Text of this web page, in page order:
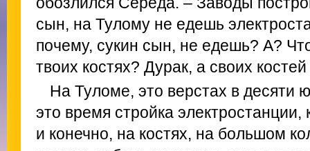
сын, на Тулому не едешь
почему, сукин сын, не едешь? А?
твоих костях? Дурак, а своих
На Туломе, это верстах в
это время стройка электростанции,
и конечно, на костях, на большом